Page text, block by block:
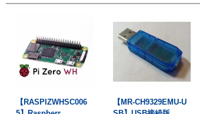
【RASPIZWHSC006
【MR-CH9329EMU-U